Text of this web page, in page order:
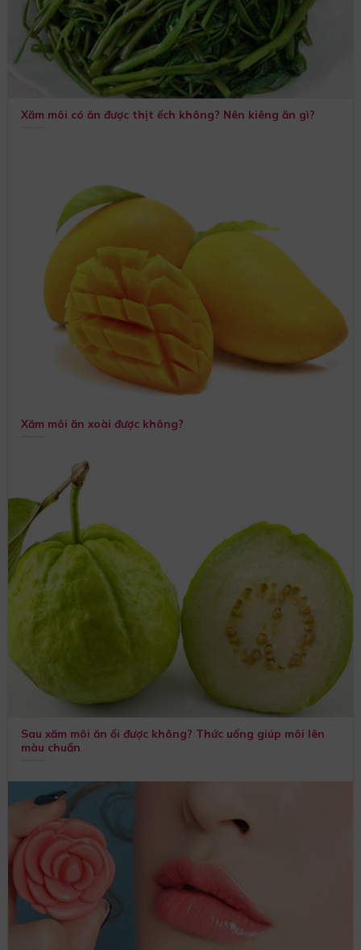
Xăm môi có ăn được thịt ếch không? Nên kiêng ăn gì?
Xăm môi ăn xoài được không?
Sau xăm môi ăn ổi được không? Thức uống giúp môi lên
màu chuẩn